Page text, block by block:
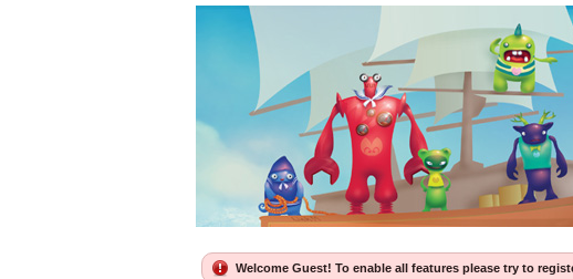
Welcome Guest! To enable all features please try to